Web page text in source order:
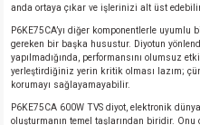
anda ortaya çıkar ve işlerinizi alt üst
P6KE75CA’yı diğer komponentlerle
gereken bir başka husustur. Diyotun
yapılmadığında, performansını olumsuz
yerleştirdiğiniz yerin kritik olması lazım;
korumayı sağlayamayabilir.
P6KE75CA 600W TVS diyot, elektronik
oluşturmanın temel taşlarından biridir. Onu